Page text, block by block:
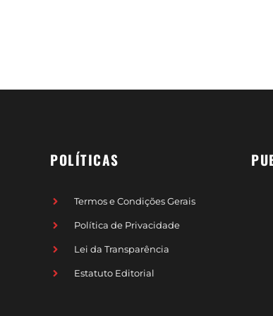
POLÍTICAS
Termos e Condições Gerais
Política de Privacidade
Lei da Transparência
Estatuto Editorial